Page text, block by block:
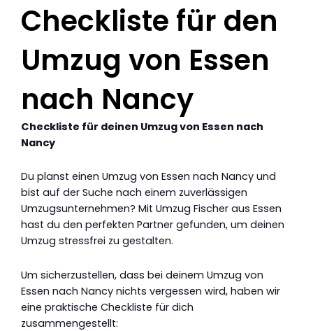
Checkliste für den
Umzug von Essen
nach Nancy
Checkliste für deinen Umzug von Essen nach
Nancy
Du planst einen Umzug von Essen nach Nancy und
bist auf der Suche nach einem zuverlässigen
Umzugsunternehmen? Mit Umzug Fischer aus Essen
hast du den perfekten Partner gefunden, um deinen
Umzug stressfrei zu gestalten.
Um sicherzustellen, dass bei deinem Umzug von
Essen nach Nancy nichts vergessen wird, haben wir
eine praktische Checkliste für dich
zusammengestellt: